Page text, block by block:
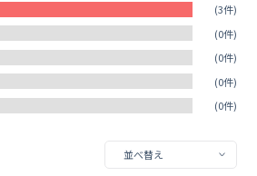
(3件)
(0件)
(0件)
(0件)
(0件)